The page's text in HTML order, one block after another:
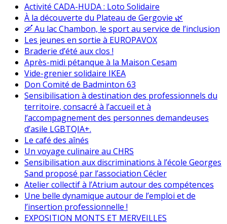
Activité CADA-HUDA : Loto Solidaire
À la découverte du Plateau de Gergovie 🌿
🛶 Au lac Chambon, le sport au service de l’inclusion
Les jeunes en sortie à EUROPAVOX
Braderie d’été aux clos !
Après-midi pétanque à la Maison Cesam
Vide-grenier solidaire IKEA
Don Comité de Badminton 63
Sensibilisation à destination des professionnels du
territoire, consacré à l’accueil et à
l’accompagnement des personnes demandeuses
d’asile LGBTQIA+.
Le café des aînés
Un voyage culinaire au CHRS
Sensibilisation aux discriminations à l’école Georges
Sand proposé par l’association Cécler
Atelier collectif à l’Atrium autour des compétences
Une belle dynamique autour de l’emploi et de
l’insertion professionnelle !
EXPOSITION MONTS ET MERVEILLES